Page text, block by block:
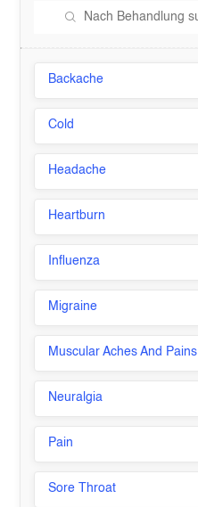
Backache
Cold
Headache
Heartburn
Influenza
Migraine
Muscular Aches And Pains
Neuralgia
Pain
Sore Throat